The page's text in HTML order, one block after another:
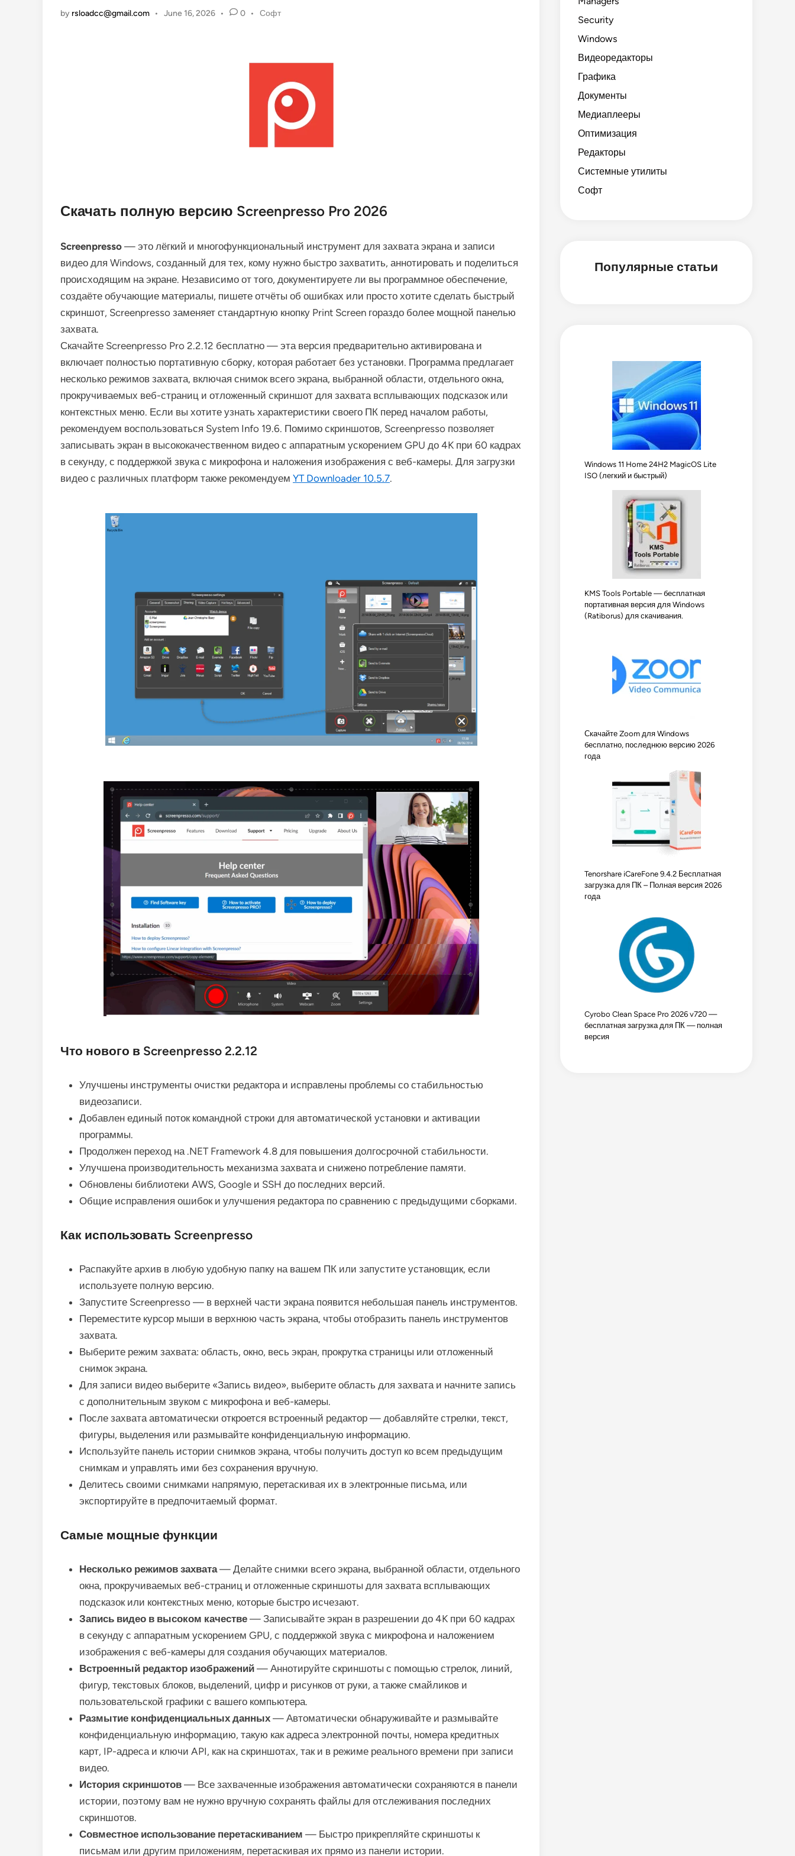
by rsloadcc@gmail.com • June 16, 2026 • 0 •
Posted
Софт
Скачать полную версию Screenpresso Pro 2026
Screenpresso — это лёгкий и многофункциональный инструмент для захвата экрана и записи
видео для Windows, созданный для тех, кому нужно быстро захватить, аннотировать и поделиться
происходящим на экране. Независимо от того, документируете ли вы программное обеспечение,
создаёте обучающие материалы, пишете отчёты об ошибках или просто хотите сделать быстрый
скриншот, Screenpresso заменяет стандартную кнопку Print Screen гораздо более мощной панелью
захвата.
Скачайте Screenpresso Pro 2.2.12 бесплатно — эта версия предварительно активирована и
включает полностью портативную сборку, которая работает без установки. Программа предлагает
несколько режимов захвата, включая снимок всего экрана, выбранной области, отдельного окна,
прокручиваемых веб-страниц и отложенный скриншот для захвата всплывающих подсказок или
контекстных меню. Если вы хотите узнать характеристики своего ПК перед началом работы,
рекомендуем воспользоваться System Info 19.6. Помимо скриншотов, Screenpresso позволяет
записывать экран в высококачественном видео с аппаратным ускорением GPU до 4K при 60 кадрах
в секунду, с поддержкой звука с микрофона и наложения изображения с веб-камеры. Для загрузки
видео с различных платформ также рекомендуем YT Downloader 10.5.7.
Что нового в Screenpresso 2.2.12
Улучшены инструменты очистки редактора и исправлены проблемы со стабильностью
видеозаписи.
Добавлен единый поток командной строки для автоматической установки и активации
программы.
Продолжен переход на .NET Framework 4.8 для повышения долгосрочной стабильности.
Улучшена производительность механизма захвата и снижено потребление памяти.
Обновлены библиотеки AWS, Google и SSH до последних версий.
Общие исправления ошибок и улучшения редактора по сравнению с предыдущими сборками.
Как использовать Screenpresso
Распакуйте архив в любую удобную папку на вашем ПК или запустите установщик, если
используете полную версию.
Запустите Screenpresso — в верхней части экрана появится небольшая панель инструментов.
Переместите курсор мыши в верхнюю часть экрана, чтобы отобразить панель инструментов
захвата.
Выберите режим захвата: область, окно, весь экран, прокрутка страницы или отложенный
снимок экрана.
Для записи видео выберите «Запись видео», выберите область для захвата и начните запись
с дополнительным звуком с микрофона и веб-камеры.
После захвата автоматически откроется встроенный редактор — добавляйте стрелки, текст,
фигуры, выделения или размывайте конфиденциальную информацию.
Используйте панель истории снимков экрана, чтобы получить доступ ко всем предыдущим
снимкам и управлять ими без сохранения вручную.
Делитесь своими снимками напрямую, перетаскивая их в электронные письма, или
экспортируйте в предпочитаемый формат.
Самые мощные функции
Несколько режимов захвата— Делайте снимки всего экрана, выбранной области, отдельного
окна, прокручиваемых веб-страниц и отложенные скриншоты для захвата всплывающих
подсказок или контекстных меню, которые быстро исчезают.
Запись видео в высоком качестве — Записывайте экран в разрешении до 4K при 60 кадрах
в секунду с аппаратным ускорением GPU, с поддержкой звука с микрофона и наложением
изображения с веб-камеры для создания обучающих материалов.
Встроенный редактор изображений — Аннотируйте скриншоты с помощью стрелок, линий,
фигур, текстовых блоков, выделений, цифр и рисунков от руки, а также смайликов и
пользовательской графики с вашего компьютера.
Размытие конфиденциальных данных — Автоматически обнаруживайте и размывайте
конфиденциальную информацию, такую как адреса электронной почты, номера кредитных
карт, IP-адреса и ключи API, как на скриншотах, так и в режиме реального времени при записи
видео.
История скриншотов — Все захваченные изображения автоматически сохраняются в панели
истории, поэтому вам не нужно вручную сохранять файлы для отслеживания последних
скриншотов.
Совместное использование перетаскиванием — Быстро прикрепляйте скриншоты к
письмам или другим приложениям, перетаскивая их прямо из панели истории.
Security
Windows
Видеоредакторы
Графика
Документы
Медиаплееры
Оптимизация
Редакторы
Системные утилиты
Софт
Популярные статьи
Windows 11 Home 24H2 MagicOS Lite
ISO (легкий и быстрый)
KMS Tools Portable — бесплатная
портативная версия для Windows
(Ratiborus) для скачивания.
Скачайте Zoom для Windows
бесплатно, последнюю версию 2026
года
Tenorshare iCareFone 9.4.2 Бесплатная
загрузка для ПК – Полная версия 2026
года
Cyrobo Clean Space Pro 2026 v720 —
бесплатная загрузка для ПК — полная
версия